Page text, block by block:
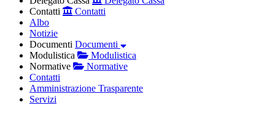
Contatti
Contatti
Albo
Notizie
Documenti Documenti
Modulistica
Modulistica
Normative
Normative
Contatti
Amministrazione Trasparente
Servizi